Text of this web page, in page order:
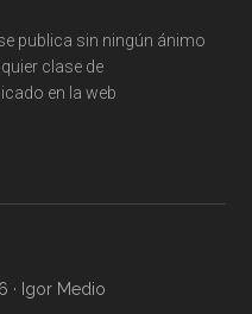
publica sin ningún ánimo
clase de
en la web
· Igor Medio